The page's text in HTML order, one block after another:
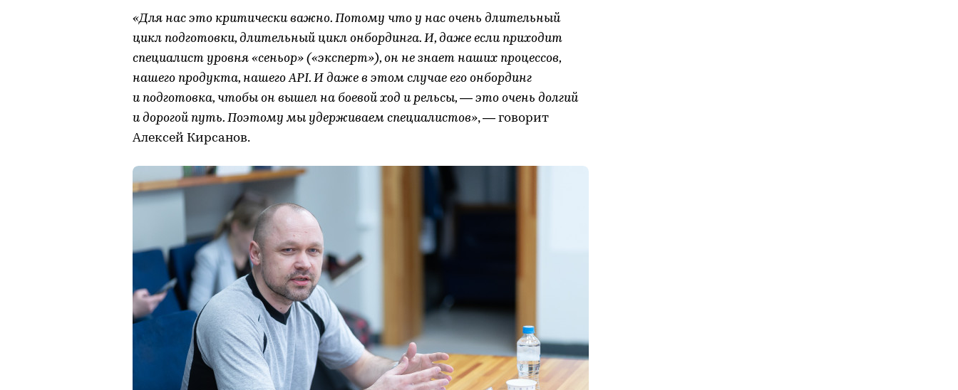
«Для нас это критически важно. Потому что у нас очень длительный
цикл подготовки, длительный цикл онбординга. И, даже если приходит
специалист уровня «сеньор» («эксперт»), он не знает наших процессов,
нашего продукта, нашего API. И даже в этом случае его онбординг
и подготовка, чтобы он вышел на боевой ход и рельсы, — это очень долгий
и дорогой путь. Поэтому мы удерживаем специалистов», — говорит
Алексей Кирсанов.